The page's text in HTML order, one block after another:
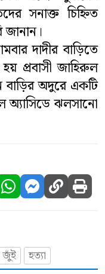
সনাক্ত চিহ্নিত
জানান।
দাদীর বাড়িতে
প্রবাসী জাহিরুল
অদুরে একটি
অ্যাসিডে ঝলসানো
জুঁই হত্যা